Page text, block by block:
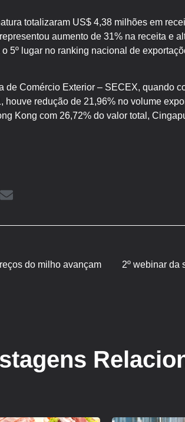
totalizaram US$ 4,38 milhões em
aumento de 31% na receita e
5º lugar no ranking nacional de
de Comércio Exterior – SECEX, quando
houve redução de 21,96% no volume
Kong com 26,72% do valor total,
do milho avançam
2º webinar da